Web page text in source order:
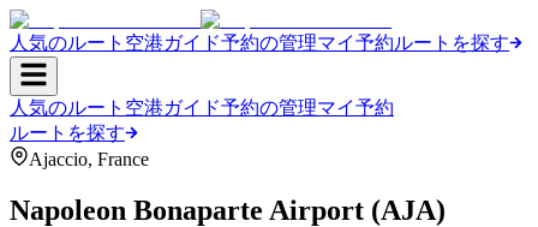
人気のルート 空港ガイド予約の管理マイ予約ルートを探す
人気のルート 空港ガイド予約の管理マイ予約
ルートを探す
Ajaccio, France
Napoleon Bonaparte Airport (AJA)